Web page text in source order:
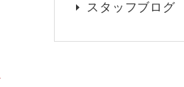
スタッフブログ